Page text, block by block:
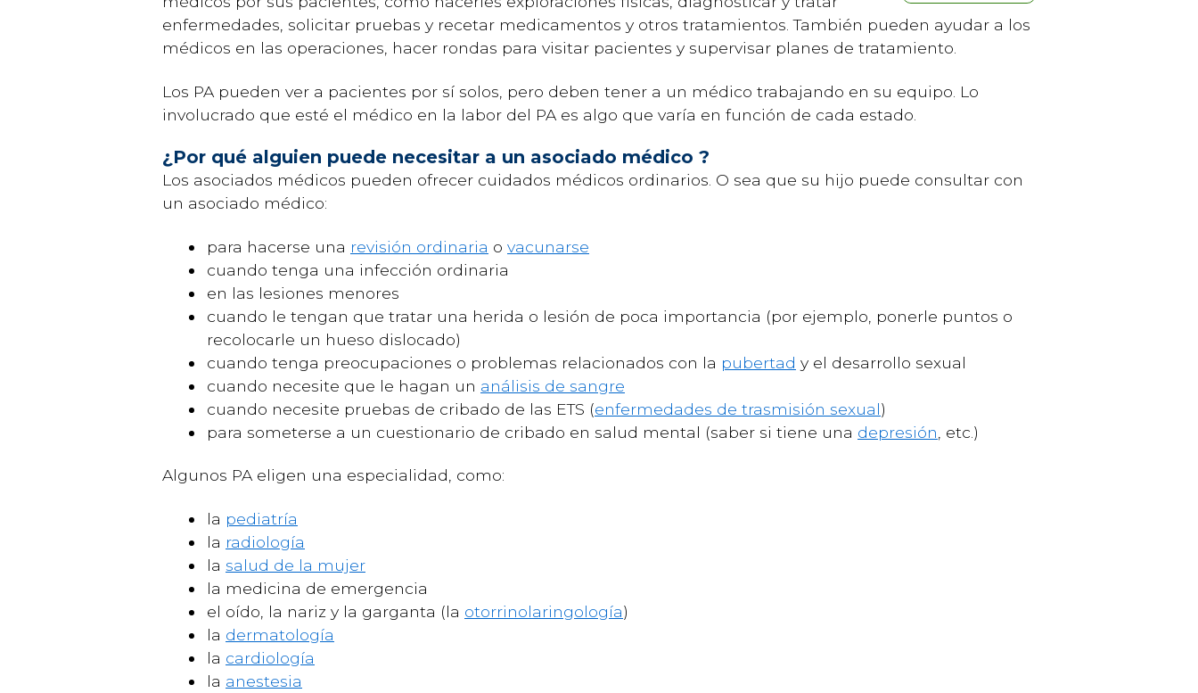
enfermedades, solicitar pruebas y recetar medicamentos y otros tratamientos. También pueden ayudar a los
médicos en las operaciones, hacer rondas para visitar pacientes y supervisar planes de tratamiento.
Los PA pueden ver a pacientes por sí solos, pero deben tener a un médico trabajando en su equipo. Lo
involucrado que esté el médico en la labor del PA es algo que varía en función de cada estado.
¿Por qué alguien puede necesitar a un asociado médico ?
Los asociados médicos pueden ofrecer cuidados médicos ordinarios. O sea que su hijo puede consultar con
un asociado médico:
para hacerse una revisión ordinaria o vacunarse
cuando tenga una infección ordinaria
en las lesiones menores
cuando le tengan que tratar una herida o lesión de poca importancia (por ejemplo, ponerle puntos o
recolocarle un hueso dislocado)
cuando tenga preocupaciones o problemas relacionados con la pubertad y el desarrollo sexual
cuando necesite que le hagan un análisis de sangre
cuando necesite pruebas de cribado de las ETS (enfermedades de trasmisión sexual)
para someterse a un cuestionario de cribado en salud mental (saber si tiene una depresión , etc.)
Algunos PA eligen una especialidad, como:
la pediatría
la radiología
la salud de la mujer
la medicina de emergencia
el oído, la nariz y la garganta (la otorrinolaringología)
la dermatología
la cardiología
la anestesia